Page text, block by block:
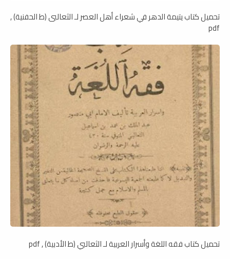
تحميل كتاب يتيمة الدهر في شعراء أهل العصر لـ الثعالبى (ط الحفنية) ,
pdf
تحميل كتاب فقه اللغة وأسرار العربية لـ الثعالبي (ط الأدبية) , pdf